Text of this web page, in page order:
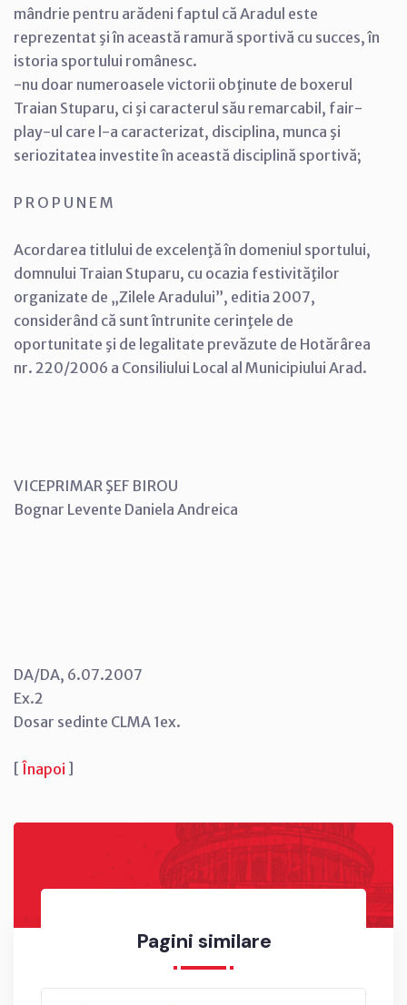
Pagini similare
mândrie pentru arădeni faptul că Aradul este
reprezentat şi în această ramură sportivă cu succes, în
istoria sportului românesc.
-nu doar numeroasele victorii obţinute de boxerul
Traian Stuparu, ci şi caracterul său remarcabil, fair-
play-ul care l-a caracterizat, disciplina, munca şi
seriozitatea investite în această disciplină sportivă;
P R O P U N E M
Acordarea titlului de excelenţă în domeniul sportului,
domnului Traian Stuparu, cu ocazia festivităţilor
organizate de „Zilele Aradului”, editia 2007,
considerând că sunt întrunite cerinţele de
oportunitate şi de legalitate prevăzute de Hotărârea
nr. 220/2006 a Consiliului Local al Municipiului Arad.
VICEPRIMAR ŞEF BIROU
Bognar Levente Daniela Andreica
DA/DA, 6.07.2007
Ex.2
Dosar sedinte CLMA 1ex.
[ Înapoi ]